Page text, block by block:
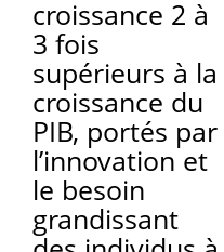
croissance 2 à
3 fois
supérieurs à la
croissance du
PIB, portés par
l’innovation et
le besoin
grandissant